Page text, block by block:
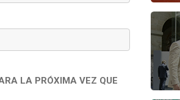
LA PRÓXIMA VEZ QUE